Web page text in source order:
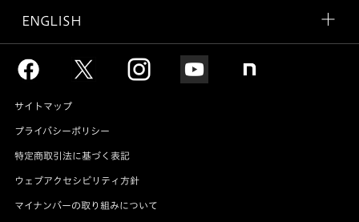
ENGLISH
サイトマップ
プライバシーポリシー
特定商取引法に基づく表記
ウェブアクセシビリティ方針
マイナンバーの取り組みについて